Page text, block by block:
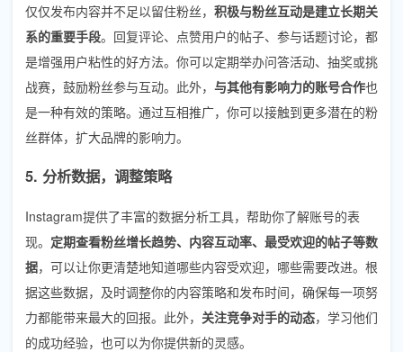
仅仅发布内容并不足以留住粉丝， 积极与粉丝互动是建立长期关
系的重要手段。回复评论、点赞用户的帖子、参与话题讨论，都
是增强用户粘性的好方法。你可以定期举办问答活动、抽奖或挑
战赛，鼓励粉丝参与互动。此外， 与其他有影响力的账号合作也
是一种有效的策略。通过互相推广，你可以接触到更多潜在的粉
丝群体，扩大品牌的影响力。
5. 分析数据，调整策略
Instagram提供了丰富的数据分析工具，帮助你了解账号的表
现。 定期查看粉丝增长趋势、内容互动率、最受欢迎的帖子等数
据，可以让你更清楚地知道哪些内容受欢迎，哪些需要改进。根
据这些数据，及时调整你的内容策略和发布时间，确保每一项努
力都能带来最大的回报。此外， 关注竞争对手的动态，学习他们
的成功经验，也可以为你提供新的灵感。